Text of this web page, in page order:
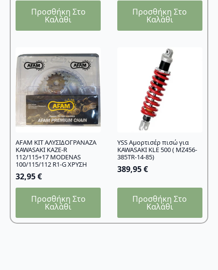
Προσθήκη Στο
Καλάθι
Προσθήκη Στο
Καλάθι
AFAM KIT ΑΛΥΣΙΔΟΓΡΑΝΑΖΑ
KAWASAKI KAZE-R
112/115+17 MODENAS
100/115/112 R1-G ΧΡΥΣΗ
32,95€
Προσθήκη Στο
Καλάθι
YSS Αμορτισέρ πισώ για
KAWASAKI KLE 500 ( MZ456-
385TR-14-85)
389,95€
Προσθήκη Στο
Καλάθι